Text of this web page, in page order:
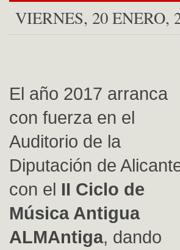
VIERNES, 20 ENERO,
El año 2017 arranca
con fuerza en el
Auditorio de la
Diputación de
con el II Ciclo de
Música Antigua
ALMAntiga, dando